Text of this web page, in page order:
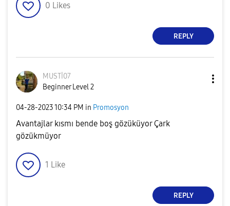
0 Likes
REPLY
MUSTİ07
Beginner Level 2
‎04-28-202310:34 PM in Promosyon
Avantajlar kısmı bende boş gözüküyor Çark
gözükmüyor
1 Like
REPLY